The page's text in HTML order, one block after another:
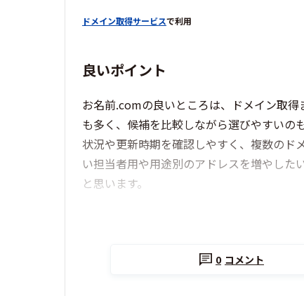
ドメイン取得サービスで利用
良いポイント
お名前.comの良いところは、ドメイン取
も多く、候補を比較しながら選びやすいの
状況や更新時期を確認しやすく、複数のド
い担当者用や用途別のアドレスを増やし
と思います。
0 コメント